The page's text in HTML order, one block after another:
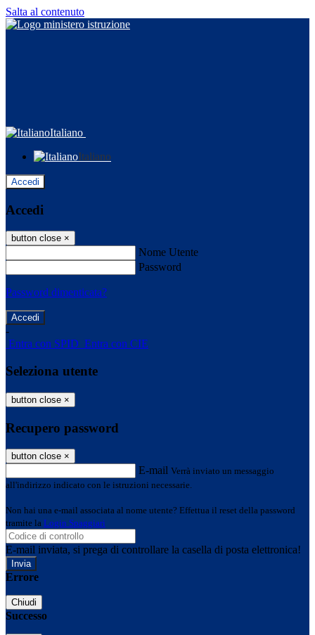
Salta al contenuto
Italiano
Italiano
Accedi
Accedi
button close ×
Nome Utente
Password
Password dimenticata?
-
Entra con SPID Entra con CIE
Seleziona utente
button close ×
Recupero password
button close ×
E-mail Verrà inviato un messaggio
all'indirizzo indicato con le istruzioni necessarie.
Non hai una e-mail associata al nome utente? Effettua il reset della password
tramite la Login Spaggiari
E-mail inviata, si prega di controllare la casella di posta elettronica!
Errore
Chiudi
Successo